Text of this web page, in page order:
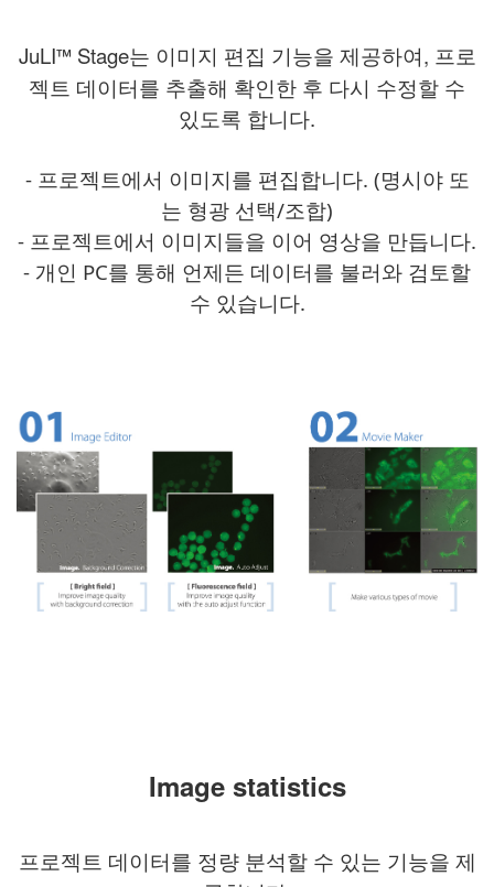
JuLI™ Stage는 이미지 편집 기능을 제공하여, 프로
젝트 데이터를 추출해 확인한 후 다시 수정할 수
있도록 합니다.
- 프로젝트에서 이미지를 편집합니다. (명시야 또
는 형광 선택/조합)
- 프로젝트에서 이미지들을 이어 영상을 만듭니다.
- 개인 PC를 통해 언제든 데이터를 불러와 검토할
수 있습니다.
Image statistics
프로젝트 데이터를 정량 분석할 수 있는 기능을 제